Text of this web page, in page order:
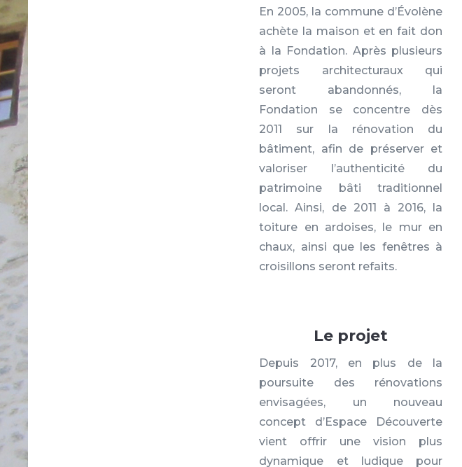
En 2005, la commune d’Évolène
achète la maison et en fait don
à la Fondation. Après plusieurs
projets architecturaux qui
seront abandonnés, l a
Fondation se concentre dès
2011 sur la rénovation du
bâtiment, afin de préserver et
valoriser l’authenticité du
patrimoine bâti traditionnel
local. Ainsi, de 2011 à 2016, la
toiture en ardoises, le mur en
chaux, ainsi que les fenêtres à
croisillons seront refaits.
Le projet
Depuis 2017, en plus de la
poursuite des rénovations
envisagées, un nouveau
concept d’Espace Découverte
vient offrir une vision plus
dynamique et ludique pour